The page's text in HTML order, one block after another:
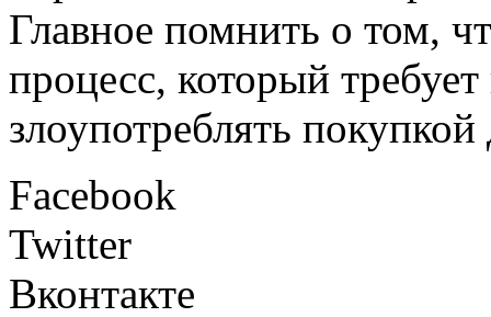
Главное помнить о том,
процесс, который
злоупотреблять
Facebook
Twitter
Вконтакте